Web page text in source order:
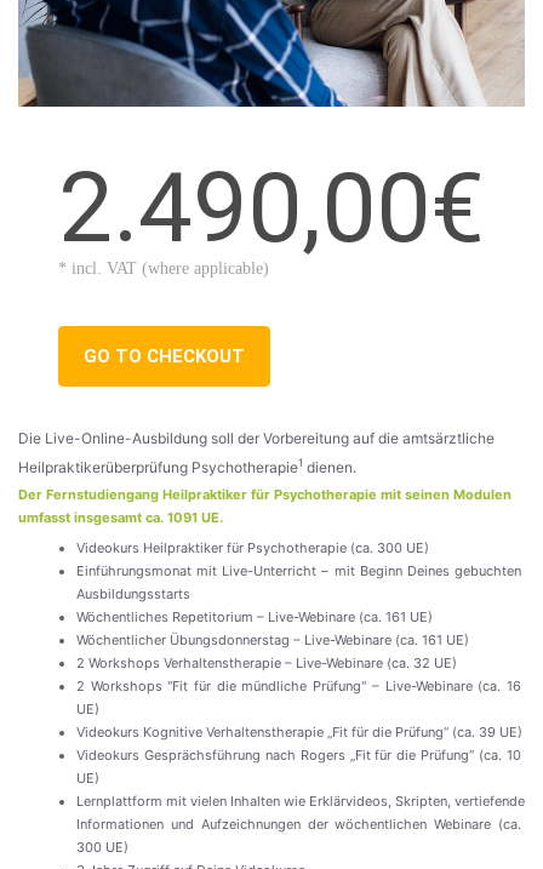
2.490,00€
* incl. VAT (where applicable)
GO TO CHECKOUT
Die Live-Online-Ausbildung soll der Vorbereitung auf die amtsärztliche
Heilpraktikerüberprüfung Psychotherapie1 dienen.
Der Fernstudiengang Heilpraktiker für Psychotherapie mit seinen Modulen
umfasst insgesamt ca. 1091 UE.
Videokurs Heilpraktiker für Psychotherapie (ca. 300 UE)
Einführungsmonat mit Live-Unterricht – mit Beginn Deines gebuchten
Ausbildungsstarts
Wöchentliches Repetitorium – Live-Webinare (ca. 161 UE)
Wöchentlicher Übungsdonnerstag – Live-Webinare (ca. 161 UE)
2 Workshops Verhaltenstherapie – Live-Webinare (ca. 32 UE)
2 Workshops "Fit für die mündliche Prüfung" – Live-Webinare (ca. 16
UE)
Videokurs Gesprächsführung nach Rogers „Fit für die Prüfung“ (ca. 10
UE)
Lernplattform mit vielen Inhalten wie Erklärvideos, Skripten, vertiefende
Informationen und Aufzeichnungen der wöchentlichen Webinare (ca.
300 UE)